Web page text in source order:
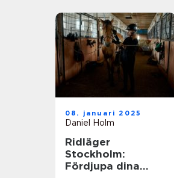
08. januari 2025
Daniel Holm
Ridläger
Stockholm:
Fördjupa dina